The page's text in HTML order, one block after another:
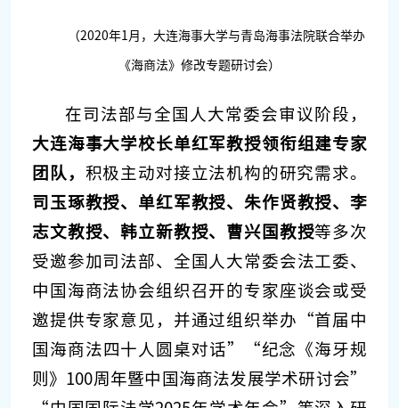
（2020年1月，大连海事大学与青岛海事法院联合举办
《海商法》修改专题研讨会）
在司法部与全国人大常委会审议阶段，
大连海事大学校长单红军教授领衔组建专家
团队， 积极主动对接立法机构的研究需求。
司玉琢教授、单红军教授、朱作贤教授、李
志文教授、韩立新教授、曹兴国教授等多次
受邀参加司法部、全国人大常委会法工委、
中国海商法协会组织召开的专家座谈会或受
邀提供专家意见，并通过组织举办“首届中
国海商法四十人圆桌对话”“纪念《海牙规
则》100周年暨中国海商法发展学术研讨会”